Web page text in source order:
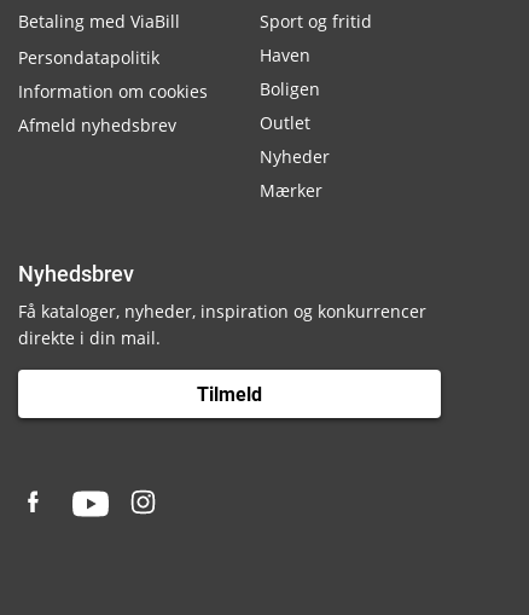
Betaling med ViaBill
Persondatapolitik
Information om cookies
Afmeld nyhedsbrev
Sport og fritid
Haven
Boligen
Outlet
Nyheder
Mærker
Nyhedsbrev
Få kataloger, nyheder, inspiration og konkurrencer
direkte i din mail.
Tilmeld